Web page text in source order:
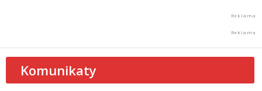
Komunikaty